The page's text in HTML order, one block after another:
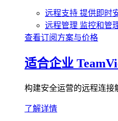
远程支持 提供即时
远程管理 监控和管
查看订阅方案与价格
适合企业
构建安全运营的远程连接
了解详情